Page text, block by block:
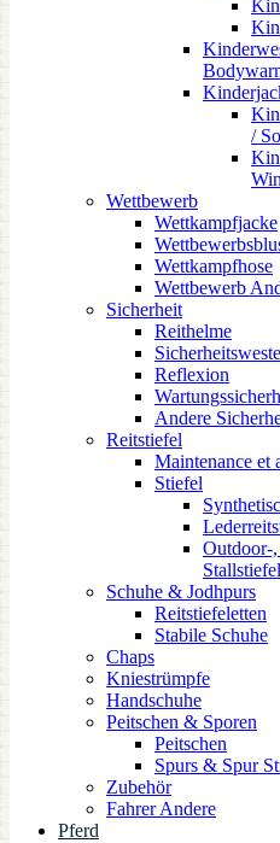
/
Wettbewerb
Wettkampfjacke
Wettkampfhose
Wettbewerb
Sicherheit
Reithelme
Reflexion
Andere
Reitstiefel
Maintenance et
Stiefel
Outdoor-
Stallstiefel
Schuhe & Jodhpurs
Reitstiefeletten
Stabile Schuhe
Chaps
Kniestrümpfe
Handschuhe
Peitschen & Sporen
Peitschen
Spurs & Spur
Zubehör
Fahrer Andere
Pferd